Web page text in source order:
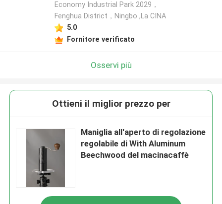
Economy Industrial Park 2029，
Fenghua District，Ningbo ,La CINA
5.0
Fornitore verificato
Osservi più
Ottieni il miglior prezzo per
Maniglia all'aperto di regolazione
regolabile di With Aluminum
Beechwood del macinacaffè